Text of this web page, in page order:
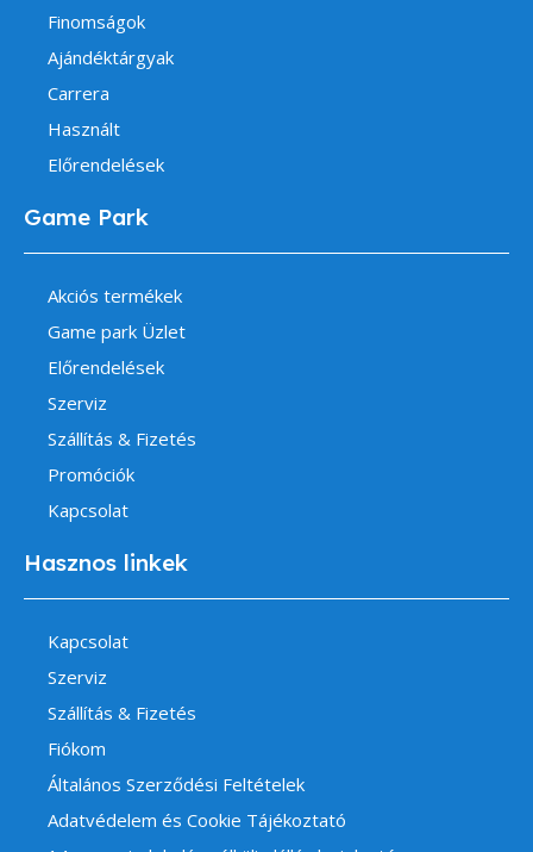
Finomságok
Ajándéktárgyak
Carrera
Használt
Előrendelések
Game Park
Akciós termékek
Game park Üzlet
Előrendelések
Szerviz
Szállítás & Fizetés
Promóciók
Kapcsolat
Hasznos linkek
Kapcsolat
Szerviz
Szállítás & Fizetés
Fiókom
Általános Szerződési Feltételek
Adatvédelem és Cookie Tájékoztató